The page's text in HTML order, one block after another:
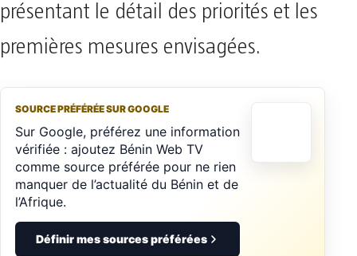
présentant le détail des priorités et les
premières mesures envisagées.
SOURCE PRÉFÉRÉE SUR GOOGLE
Sur Google, préférez une information
vérifiée : ajoutez Bénin Web TV
comme source préférée pour ne rien
manquer de l’actualité du Bénin et de
l’Afrique.
Définir mes sources préférées